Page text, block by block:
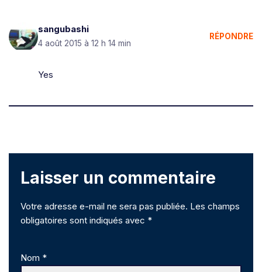
sangubashi
4 août 2015 à 12 h 14 min
RÉPONDRE
Yes
Laisser un commentaire
Votre adresse e-mail ne sera pas publiée. Les champs
obligatoires sont indiqués avec *
Nom *